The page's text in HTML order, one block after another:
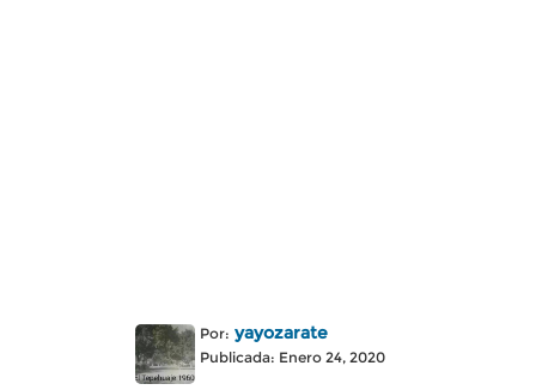
Por: yayozarate
Publicada: Enero 24, 2020